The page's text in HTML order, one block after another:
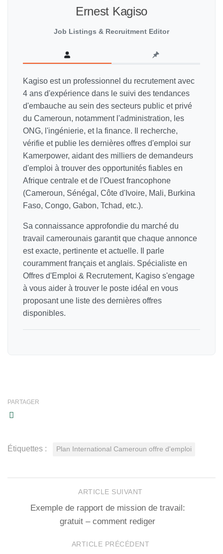
Ernest Kagiso
Job Listings & Recruitment Editor
Kagiso est un professionnel du recrutement avec
4 ans d'expérience dans le suivi des tendances
d'embauche au sein des secteurs public et privé
du Cameroun, notamment l'administration, les
ONG, l'ingénierie, et la finance. Il recherche,
vérifie et publie les dernières offres d'emploi sur
Kamerpower, aidant des milliers de demandeurs
d'emploi à trouver des opportunités fiables en
Afrique centrale et de l'Ouest francophone
(Cameroun, Sénégal, Côte d'Ivoire, Mali, Burkina
Faso, Congo, Gabon, Tchad, etc.).
Sa connaissance approfondie du marché du
travail camerounais garantit que chaque annonce
est exacte, pertinente et actuelle. Il parle
couramment français et anglais. Spécialiste en
Offres d'Emploi & Recrutement, Kagiso s'engage
à vous aider à trouver le poste idéal en vous
proposant une liste des dernières offres
disponibles.
PARTAGER
Étiquettes : Plan International Cameroun offre d'emploi
ARTICLE SUIVANT
Exemple de rapport de mission de travail:
gratuit – comment rediger
ARTICLE PRÉCÉDENT